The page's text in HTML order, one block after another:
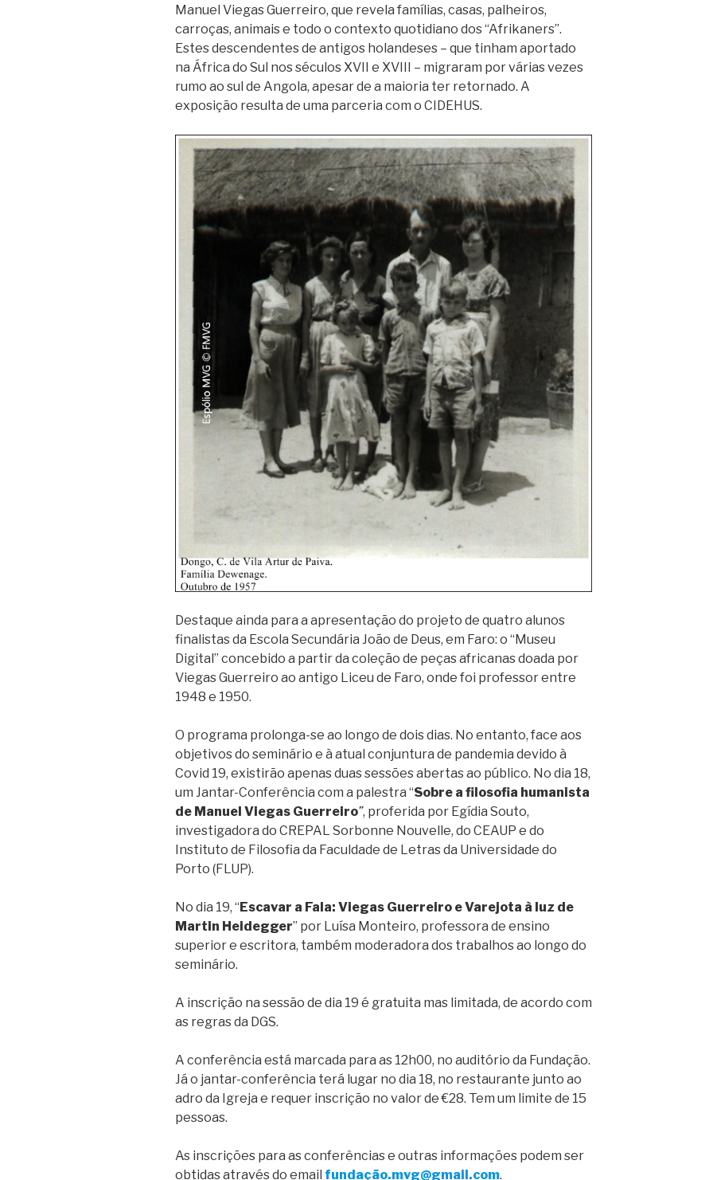
Manuel Viegas Guerreiro, que revela famílias, casas, palheiros,
carroças, animais e todo o contexto quotidiano dos “Afrikaners”.
Estes descendentes de antigos holandeses – que tinham aportado
na África do Sul nos séculos XVII e XVIII – migraram por várias vezes
rumo ao sul de Angola, apesar de a maioria ter retornado. A
exposição resulta de uma parceria com o CIDEHUS.
Destaque ainda para a apresentação do projeto de quatro alunos
finalistas da Escola Secundária João de Deus, em Faro: o “Museu
Digital” concebido a partir da coleção de peças africanas doada por
Viegas Guerreiro ao antigo Liceu de Faro, onde foi professor entre
1948 e 1950.
O programa prolonga-se ao longo de dois dias. No entanto, face aos
objetivos do seminário e à atual conjuntura de pandemia devido à
Covid 19, existirão apenas duas sessões abertas ao público. No dia 18,
um Jantar-Conferência com a palestra “Sobre a filosofia humanista
de Manuel Viegas Guerreiro”, proferida por Egídia Souto,
investigadora do CREPAL Sorbonne Nouvelle, do CEAUP e do
Instituto de Filosofia da Faculdade de Letras da Universidade do
Porto (FLUP).
No dia 19, “Escavar a Fala: Viegas Guerreiro e Varejota à luz de
Martin Heidegger” por Luísa Monteiro, professora de ensino
superior e escritora, também moderadora dos trabalhos ao longo do
seminário.
A inscrição na sessão de dia 19 é gratuita mas limitada, de acordo com
as regras da DGS.
A conferência está marcada para as 12h00, no auditório da Fundação.
Já o jantar-conferência terá lugar no dia 18, no restaurante junto ao
adro da Igreja e requer inscrição no valor de €28. Tem um limite de 15
pessoas.
As inscrições para as conferências e outras informações podem ser
obtidas através do email fundação.mvg@gmail.com.